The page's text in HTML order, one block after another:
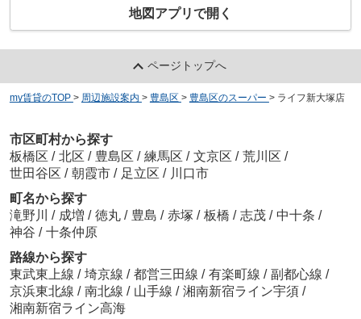
地図アプリで開く
ページトップへ
my賃貸のTOP > 周辺施設案内 > 豊島区 > 豊島区のスーパー > ライフ新大塚店
市区町村から探す
板橋区 / 北区 / 豊島区 / 練馬区 / 文京区 / 荒川区 /
世田谷区 / 朝霞市 / 足立区 / 川口市
町名から探す
滝野川 / 成増 / 徳丸 / 豊島 / 赤塚 / 板橋 / 志茂 / 中十条 /
神谷 / 十条仲原
路線から探す
東武東上線 / 埼京線 / 都営三田線 / 有楽町線 / 副都心線 /
京浜東北線 / 南北線 / 山手線 / 湘南新宿ライン宇須 /
湘南新宿ライン高海